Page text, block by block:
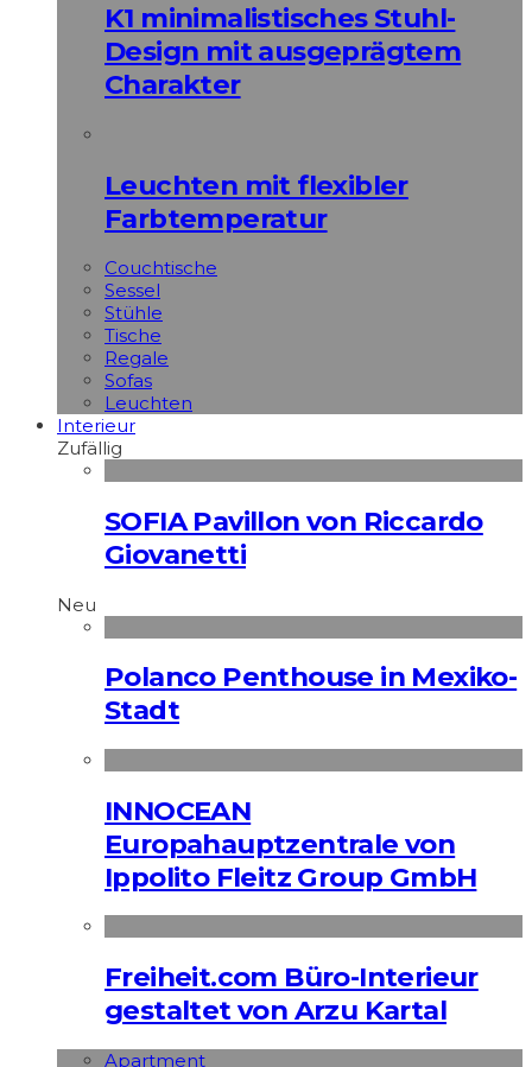
K1 minimalistisches Stuhl-
Design mit ausgeprägtem
Charakter
Leuchten mit flexibler
Farbtemperatur
Couchtische
Sessel
Stühle
Tische
Regale
Sofas
Leuchten
Interieur
Zufällig
SOFIA Pavillon von Riccardo
Giovanetti
Neu
Polanco Penthouse in Mexiko-
Stadt
INNOCEAN
Europahauptzentrale von
Ippolito Fleitz Group GmbH
Freiheit.com Büro-Interieur
gestaltet von Arzu Kartal
Apart­ment